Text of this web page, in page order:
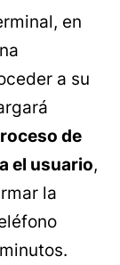
en
a su
de
el usuario,
la